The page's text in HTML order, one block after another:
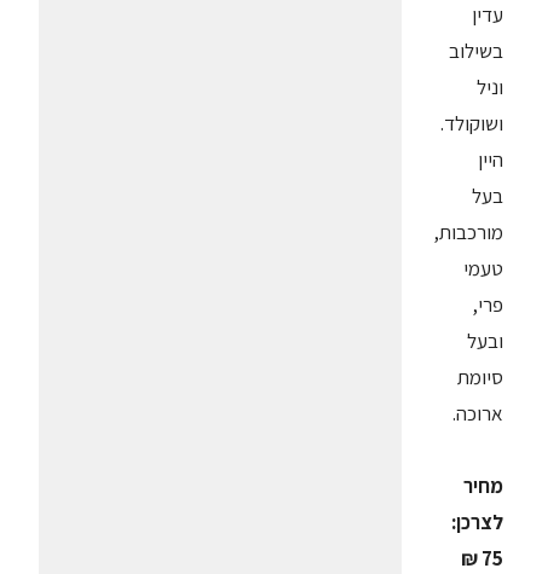
עדין
בשילוב
וניל
ושוקולד.
היין
בעל
מורכבות,
טעמי
פרי,
ובעל
סיומת
ארוכה.
מחיר
לצרכן:
75 ₪